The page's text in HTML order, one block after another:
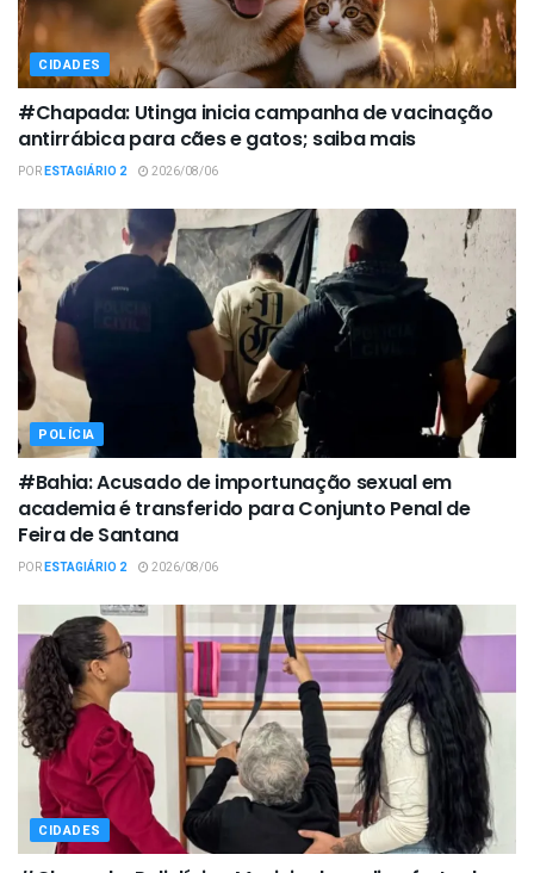
CIDADES
#Chapada: Utinga inicia campanha de vacinação
antirrábica para cães e gatos; saiba mais
PORESTAGIÁRIO 2 2026/08/06
POLÍCIA
#Bahia: Acusado de importunação sexual em
academia é transferido para Conjunto Penal de
Feira de Santana
PORESTAGIÁRIO 2 2026/08/06
CIDADES